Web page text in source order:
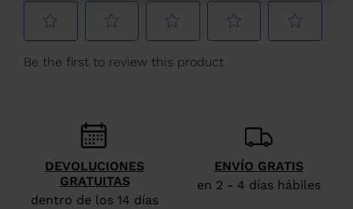
España.
We
recommend
website
version
for
DEVOLUCIONES
GRATUITAS
dentro de los 14 días
ENVÍO GRATIS
en 2 - 4 días hábiles